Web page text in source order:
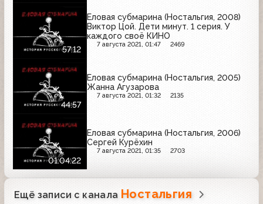
57:12
Еловая субмарина (Ностальгия, 2008)
Виктор Цой. Дети минут. 1 серия. У
каждого своё КИНО
7 августа 2021, 01:47 2469
44:57
Еловая субмарина (Ностальгия, 2005)
Жанна Агузарова
7 августа 2021, 01:32 2135
01:04:22
Еловая субмарина (Ностальгия, 2006)
Сергей Курёхин
7 августа 2021, 01:35 2703
Ещё записи с канала Ностальгия